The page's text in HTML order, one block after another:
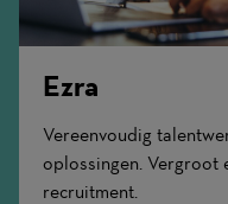
Ezra
Vereenvoudig
oplossingen. Vergroot
recruitment.